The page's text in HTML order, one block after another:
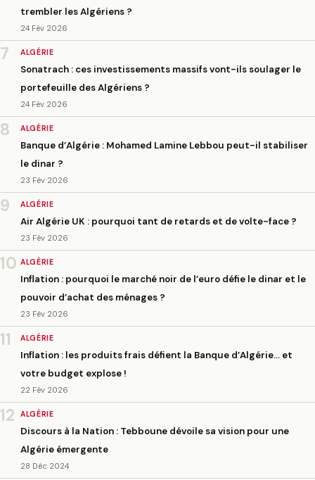
trembler les Algériens ?
24 Fév 2026
7 ALGÉRIE
Sonatrach : ces investissements massifs vont-ils soulager le
portefeuille des Algériens ?
24 Fév 2026
8 ALGÉRIE
Banque d’Algérie : Mohamed Lamine Lebbou peut-il stabiliser
le dinar ?
23 Fév 2026
9 ALGÉRIE
Air Algérie UK : pourquoi tant de retards et de volte-face ?
23 Fév 2026
10 ALGÉRIE
Inflation : pourquoi le marché noir de l’euro défie le dinar et le
pouvoir d’achat des ménages ?
23 Fév 2026
11 ALGÉRIE
Inflation : les produits frais défient la Banque d’Algérie… et
votre budget explose !
22 Fév 2026
12 ALGÉRIE
Discours à la Nation : Tebboune dévoile sa vision pour une
Algérie émergente
28 Déc 2024